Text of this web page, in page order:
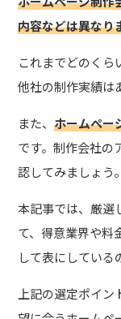
内容などは異なり
これまでどのくら
他社の制作実績は
また、ホームペー
です。制作会社の
認してみましょう。
本記事では、厳選
て、得意業界や料
して表にしている
上記の選定ポイ